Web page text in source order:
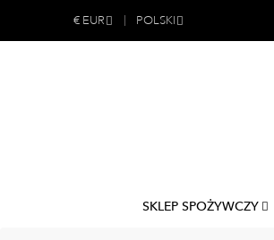
€ EUR POLSKI
SKLEP SPOŻYWCZY